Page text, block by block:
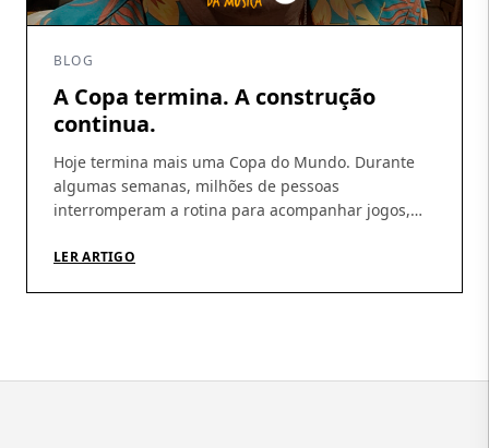
BLOG
A Copa termina. A construção
continua.
Hoje termina mais uma Copa do Mundo. Durante
algumas semanas, milhões de pessoas
interromperam a rotina para acompanhar jogos,
acreditar. A Copa tem essa capacidade rara de
LER ARTIGO